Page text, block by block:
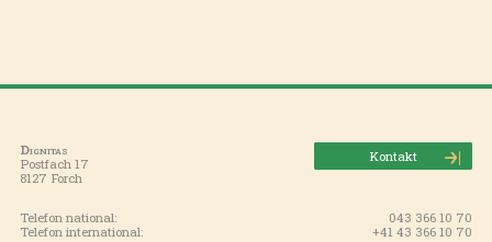
Dignitas
Postfach 17
8127 Forch
Kontakt
Telefon national:
043 366 10 70
Telefon international:
+41 43 366 10 70